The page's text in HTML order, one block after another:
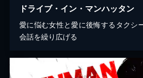
ドライブ・イン・マンハッタン
愛に悩む女性と愛に後悔するタクシ
会話を繰り広げる